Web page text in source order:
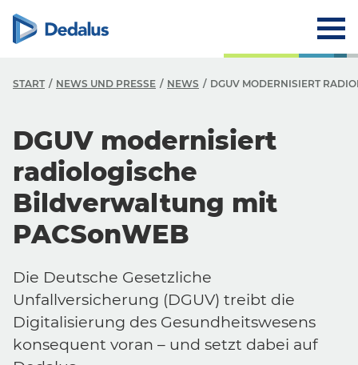
START NEWS UND PRESSE NEWS DGUV MODERNISIERT
DGUV modernisiert
radiologische
Bildverwaltung mit
PACSonWEB
Die Deutsche Gesetzliche
Unfallversicherung (DGUV) treibt die
Digitalisierung des Gesundheitswesens
konsequent voran – und setzt dabei auf